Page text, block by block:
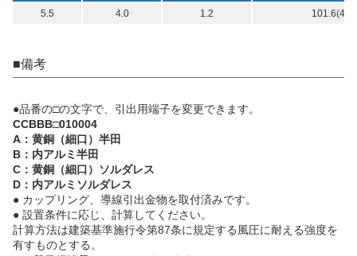
5.5
4.0 1.2 101.6(4) x
■備考
●品番の□の文字で、引出用端子を変更できます。
CCBBB□010004
A：黄銅（細口）半田
B：内アルミ半田
C：黄銅（細口）ソルダレス
D：内アルミソルダレス
● カップリング、導線引出金物を取付済みです。
● 設置条件に応じ、計算してください。
計算方法は建築基準施行令第87条に規定する風圧に耐える強度を
有すものとする。